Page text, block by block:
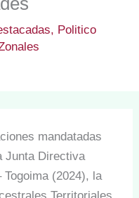
, Politico
mandatadas
Junta Directiva
(2024), la